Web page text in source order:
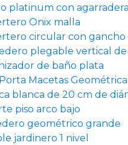
platinum con
Onix malla
circular con gancho
plegable vertical
de baño plata
Macetas
blanca de 20 cm de
piso arco bajo
geométrico grande
jardinero 1 nivel